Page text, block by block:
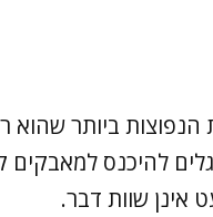
הנפוצות ביותר שהוא
להיכנס
אינן שוות דבר.